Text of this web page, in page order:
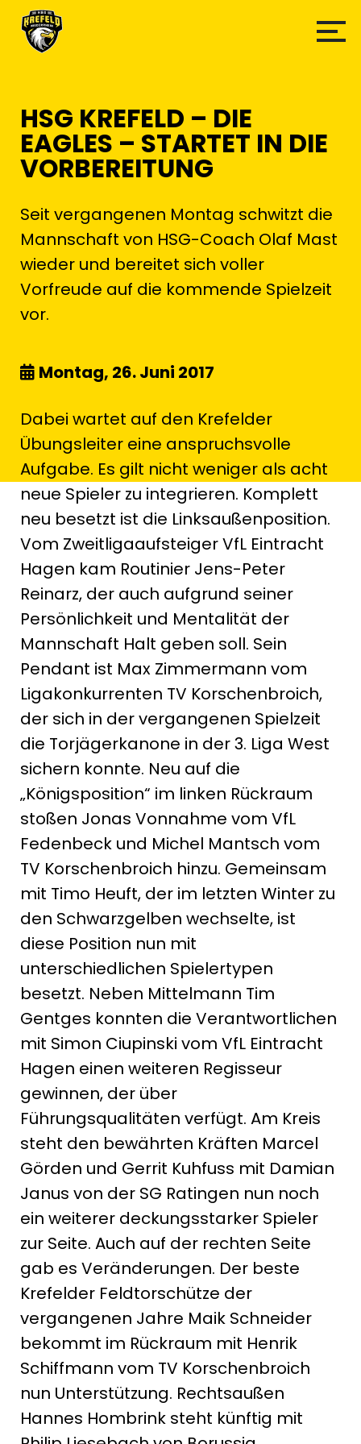
HSG KREFELD – DIE
EAGLES – STARTET IN DIE
VORBEREITUNG
Seit vergangenen Montag schwitzt die
Mannschaft von HSG-Coach Olaf Mast
wieder und bereitet sich voller
Vorfreude auf die kommende Spielzeit
vor.
Montag, 26. Juni 2017
Dabei wartet auf den Krefelder
Übungsleiter eine anspruchsvolle
Aufgabe. Es gilt nicht weniger als acht
neue Spieler zu integrieren. Komplett
neu besetzt ist die Linksaußenposition.
Vom Zweitligaaufsteiger VfL Eintracht
Hagen kam Routinier Jens-Peter
Reinarz, der auch aufgrund seiner
Persönlichkeit und Mentalität der
Mannschaft Halt geben soll. Sein
Pendant ist Max Zimmermann vom
Ligakonkurrenten TV Korschenbroich,
der sich in der vergangenen Spielzeit
die Torjägerkanone in der 3. Liga West
sichern konnte. Neu auf die
„Königsposition“ im linken Rückraum
stoßen Jonas Vonnahme vom VfL
Fedenbeck und Michel Mantsch vom
TV Korschenbroich hinzu. Gemeinsam
mit Timo Heuft, der im letzten Winter zu
den Schwarzgelben wechselte, ist
diese Position nun mit
unterschiedlichen Spielertypen
besetzt. Neben Mittelmann Tim
Gentges konnten die Verantwortlichen
mit Simon Ciupinski vom VfL Eintracht
Hagen einen weiteren Regisseur
gewinnen, der über
Führungsqualitäten verfügt. Am Kreis
steht den bewährten Kräften Marcel
Görden und Gerrit Kuhfuss mit Damian
Janus von der SG Ratingen nun noch
ein weiterer deckungsstarker Spieler
zur Seite. Auch auf der rechten Seite
gab es Veränderungen. Der beste
Krefelder Feldtorschütze der
vergangenen Jahre Maik Schneider
bekommt im Rückraum mit Henrik
Schiffmann vom TV Korschenbroich
nun Unterstützung. Rechtsaußen
Hannes Hombrink steht künftig mit